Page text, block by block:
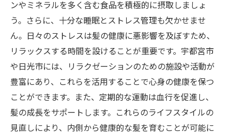
ンやミネラルを多く含む食品を積極的に摂取しましょ
う。さらに、十分な睡眠とストレス管理も欠かせませ
ん。日々のストレスは髪の健康に悪影響を及ぼすため、
リラックスする時間を設けることが重要です。宇都宮市
や日光市には、リラクゼーションのための施設や活動が
豊富にあり、これらを活用することで心身の健康を保つ
ことができます。また、定期的な運動は血行を促進し、
髪の成長をサポートします。これらのライフスタイルの
見直しにより、内側から健康的な髪を育むことが可能に